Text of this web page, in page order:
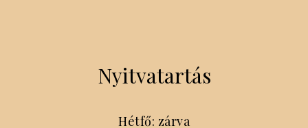
Nyitvatartás
Hétfő: zárva